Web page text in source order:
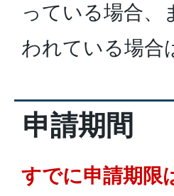
っている場合、
われている場合
申請期間
すでに申請期限